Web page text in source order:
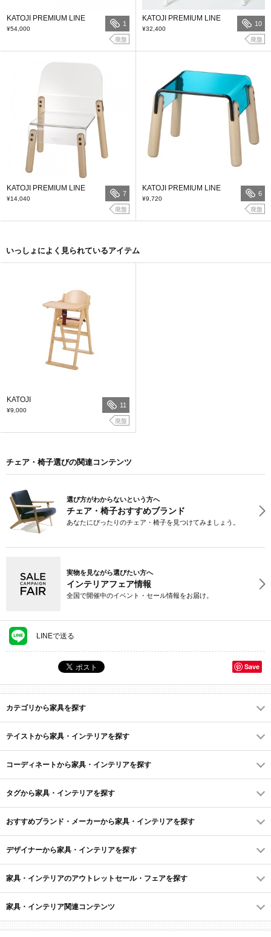
KATOJI PREMIUM LINE
¥54,000
1
廃盤
KATOJI PREMIUM LINE
¥32,400
10
廃盤
KATOJI PREMIUM LINE
¥14,040
7
廃盤
KATOJI PREMIUM LINE
¥9,720
6
廃盤
いっしょによく見られているアイテム
KATOJI
¥9,000
11
廃盤
チェア・椅子選びの関連コンテンツ
選び方がわからないという方へ
チェア・椅子おすすめブランド
あなたにぴったりのチェア・椅子を見つけてみましょう。
実物を見ながら選びたい方へ
インテリアフェア情報
全国で開催中のイベント・セール情報をお届け。
LINEで送る
Save
カテゴリから家具を探す
テイストから家具・インテリアを探す
コーディネートから家具・インテリアを探す
タグから家具・インテリアを探す
おすすめブランド・メーカーから家具・インテリアを探す
デザイナーから家具・インテリアを探す
家具・インテリアのアウトレットセール・フェアを探す
家具・インテリア関連コンテンツ